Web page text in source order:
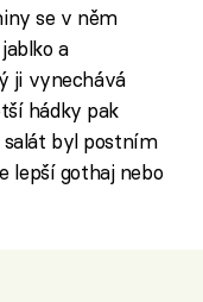
se v něm
a
ji vynechává
hádky pak
byl postním
lepší gothaj nebo